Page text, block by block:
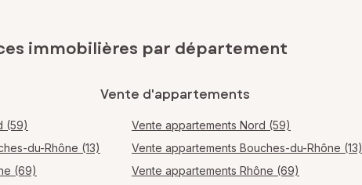
immobilières par département
(59)
du-Rhône (13)
(69)
Vente d'appartements
Vente appartements Nord (59)
Vente appartements Bouches-du-Rhône (13)
Vente appartements Rhône (69)